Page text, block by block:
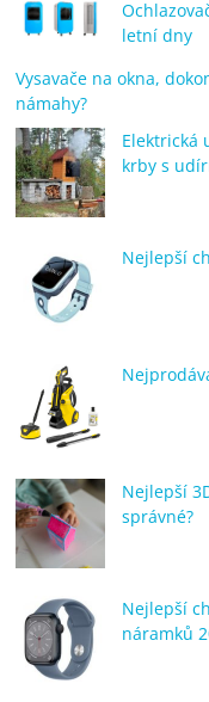
letní dny
Vysavače na okna,
námahy?
Elektrická
krby s
Nejlepší
Nejlepší
správné?
Nejlepší
náramků